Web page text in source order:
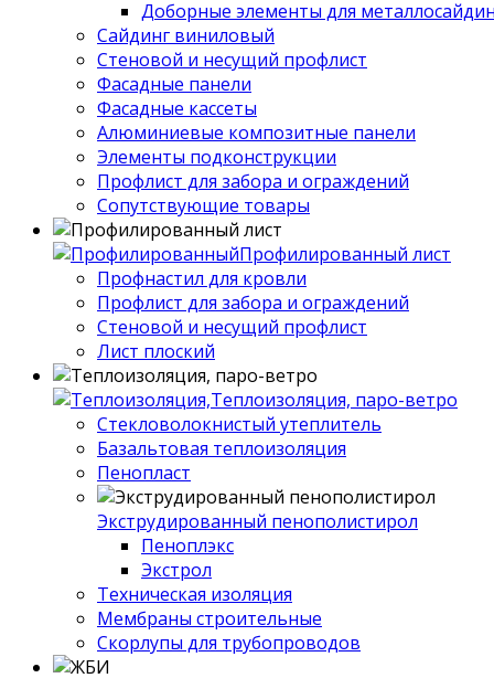
Доборные элементы для
Сайдинг виниловый
Стеновой и несущий профлист
Фасадные панели
Фасадные кассеты
Алюминиевые композитные панели
Элементы подконструкции
Профлист для забора и ограждений
Сопутствующие товары
Профилированный лист
Профнастил для кровли
Профлист для забора и ограждений
Стеновой и несущий профлист
Лист плоский
Теплоизоляция, паро-ветро
Стекловолокнистый утеплитель
Базальтовая теплоизоляция
Пенопласт
Экструдированный пенополистирол
Пеноплэкс
Экстрол
Техническая изоляция
Мембраны строительные
Скорлупы для трубопроводов